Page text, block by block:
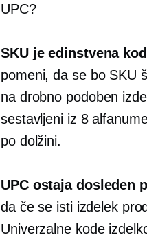
UPC?
SKU je edinstvena
pomeni, da se bo SKU
na drobno podoben
sestavljeni iz 8
po dolžini.
UPC ostaja dosleden
da če se isti izdelek
Univerzalne kode